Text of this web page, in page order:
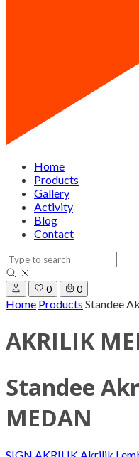
Home
Products
Gallery
Activity
Blog
Contact
0 0
Home Products Standee
AKRILIK
Standee
MEDAN